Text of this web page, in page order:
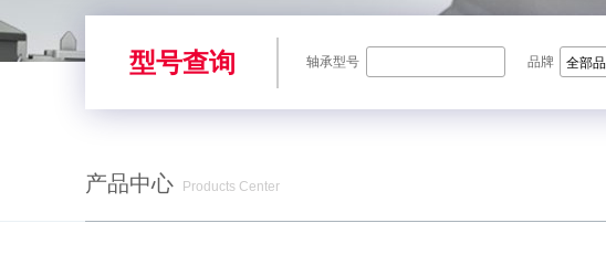
型号查询 轴承型号 品牌 全部
产品中心
Products Center